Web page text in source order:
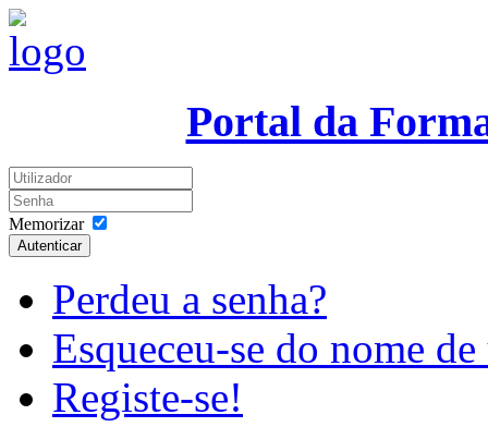
Portal da
Memorizar
Autenticar
Perdeu a senha?
Esqueceu-se do nome
Registe-se!